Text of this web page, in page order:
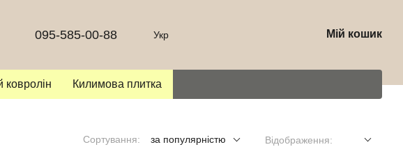
095-585-00-88 Укр Мій кошик
ковролін Килимова плитка
Сортування: за популярністю Відображення: